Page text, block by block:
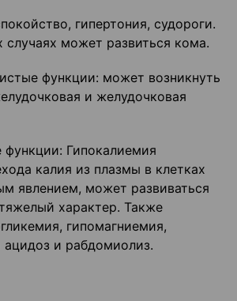
гипертония, судороги.
случаях может развиться кома.
функции: может возникнуть
и желудочковая
функции: Гипокалиемия
калия из плазмы в клетках
явлением, может развиваться
характер. Также
гипомагниемия,
ацидоз и рабдомиолиз.